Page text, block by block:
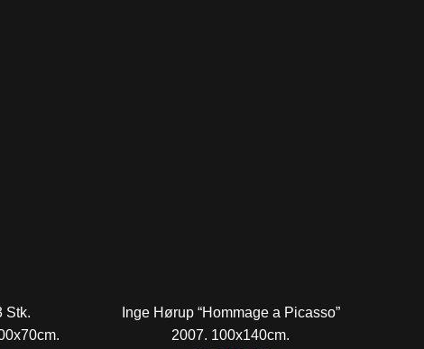
Stk.
Inge Hørup “Hommage a Picasso”
2007. 100x140cm.